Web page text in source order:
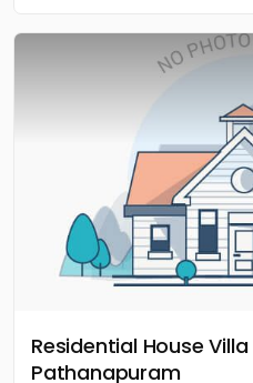
Residential House
Pathanapuram